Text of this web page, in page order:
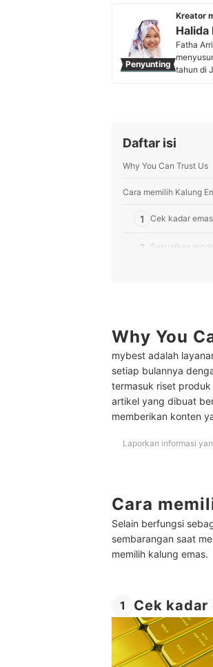
Penyunting
Kreator
Halida
Fatha
tahun di
Daftar isi
Why You Can Trust Us
Cara memilih Kalung
1 Cek kadar
2 Sesuaikan
Baca juga
Why You
mybest adalah
setiap bulannya
termasuk riset
artikel yang dibuat
memberikan konten
Laporkan informasi
Cara
Selain berfungsi
sembarangan saat
memilih kalung emas.
1 Cek kadar